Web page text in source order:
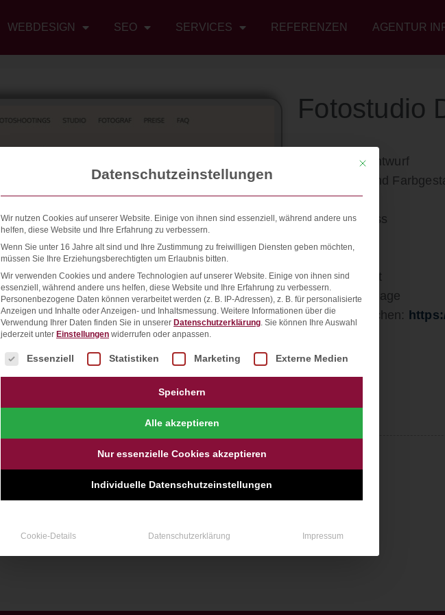
WEBDESIGN SEO SERVICES REFERENZEN AGENTUR
Fotostudio
Layout/Entwurf
Design und
Logo
WordPress
Javascript
SEO-Onpage
Website besuchen:
Mit diesem Button
Datenschutzeinstellungen
Wir nutzen Cookies auf unserer Website. Einige von ihnen sind essenziell, während andere uns
helfen, diese Website und Ihre Erfahrung zu verbessern.
Wenn Sie unter 16 Jahre alt sind und Ihre Zustimmung zu freiwilligen Diensten geben möchten,
müssen Sie Ihre Erziehungsberechtigten um Erlaubnis bitten.
Wir verwenden Cookies und andere Technologien auf unserer Website. Einige von ihnen sind
essenziell, während andere uns helfen, diese Website und Ihre Erfahrung zu verbessern.
Personenbezogene Daten können verarbeitet werden (z. B. IP-Adressen), z. B. für personalisierte
Anzeigen und Inhalte oder Anzeigen- und Inhaltsmessung. Weitere Informationen über die
Verwendung Ihrer Daten finden Sie in unserer Datenschutzerklärung Sie können Ihre Auswahl
jederzeit unter Einstellungen widerrufen oder anpassen.
Es folgt eine Liste der Service-Gruppen, für die eine Einwilligung erteilt werden
Essenziell Statistiken Marketing Externe Medien
Speichern
Alle akzeptieren
Nur essenzielle Cookies akzeptieren
Individuelle Datenschutzeinstellungen
Cookie-Details Datenschutzerklärung Impressum